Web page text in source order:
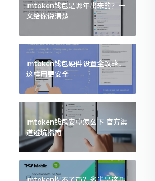
imtoken钱包是哪年出来的？一
文给你说清楚
imtoken钱包硬件设置全攻略，
这样用更安全
imtoken钱包安卓怎么下 官方渠
道避坑指南